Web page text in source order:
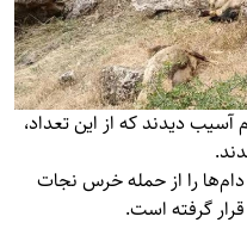
حدود ۷۰ رأس دام آسیب دیدند که از این تعداد،
را از حمله خرس نجات
گرفته است.